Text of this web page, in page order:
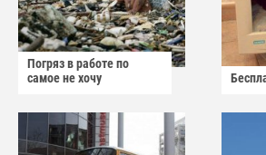
Погряз в работе по
самое не хочу